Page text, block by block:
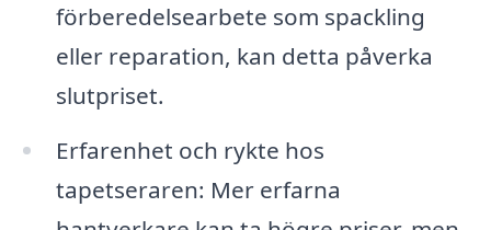
förberedelsearbete som spackling
eller reparation, kan detta påverka
slutpriset.
Erfarenhet och rykte hos
tapetseraren: Mer erfarna